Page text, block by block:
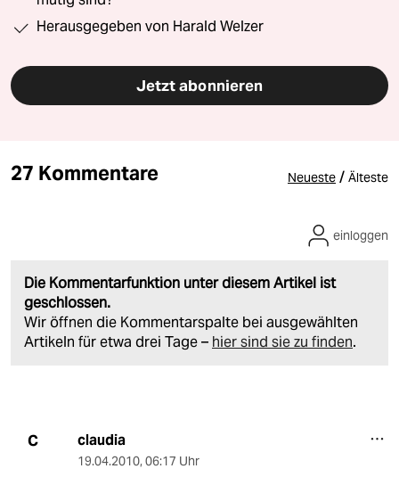
Herausgegeben von Harald Welzer
Jetzt abonnieren
27 Kommentare Neueste / Älteste
Die Kommentarfunktion unter diesem Artikel ist
geschlossen.
Wir öffnen die Kommentarspalte bei ausgewählten
Artikeln für etwa drei Tage – hier sind sie zu finden.
einloggen
C claudia
19.04.2010, 06:17 Uhr